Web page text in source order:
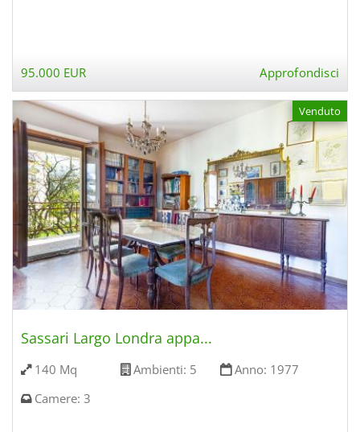
95.000 EUR Approfondisci
Venduto
Sassari Largo Londra appa...
140 Mq Ambienti: 5 Anno: 1977
Camere: 3